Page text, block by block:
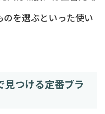
を選ぶといった使い
見つける定番ブラ